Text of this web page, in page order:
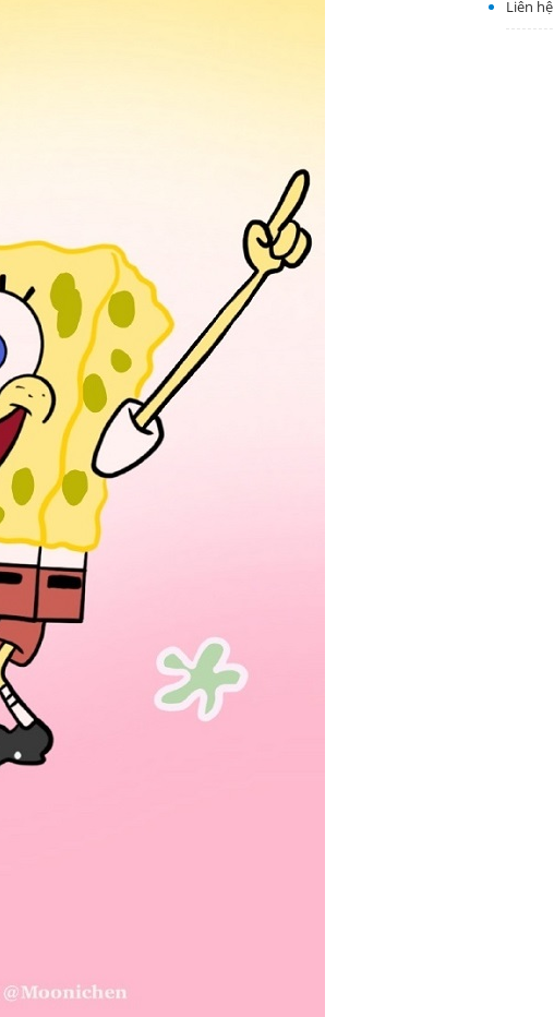
Liên hệ